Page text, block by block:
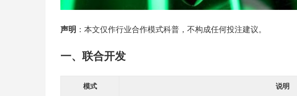
声明 ：本文仅作行业合作模式科普，不构成任何投注建议。
一、联合开发
模式 说明